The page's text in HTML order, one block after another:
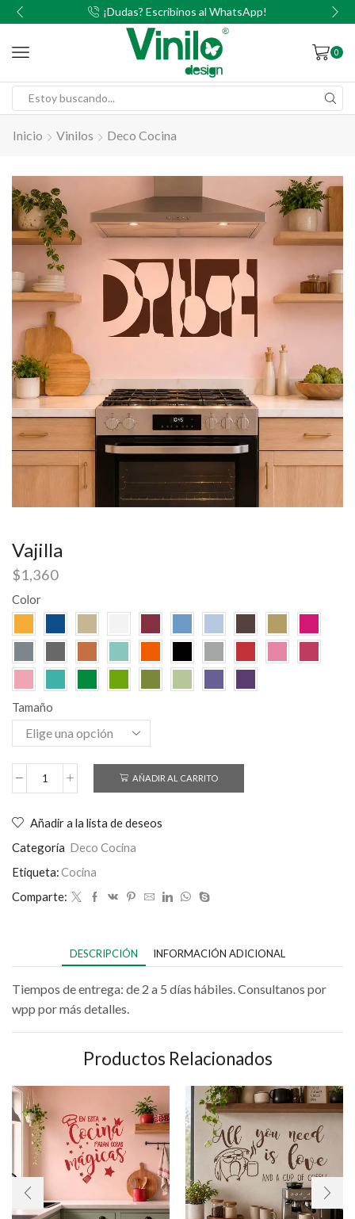
¡Dudas? Escribinos al WhatsApp!
0
Inicio Vinilos Deco Cocina
Vajilla
$1,360
Color
Tamaño
AÑADIR AL CARRITO
Añadir a la lista de deseos
Categoría Deco Cocina
Etiqueta:Cocina
Comparte:
DESCRIPCIÓN INFORMACIÓN ADICIONAL
Tiempos de entrega: de 2 a 5 días hábiles. Consultanos por
wpp por más detalles.
Productos Relacionados